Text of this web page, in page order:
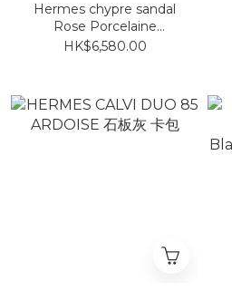
Hermes chypre sandal
Rose Porcelaine
(women) 瓷釉粉紅
HK$6,580.00